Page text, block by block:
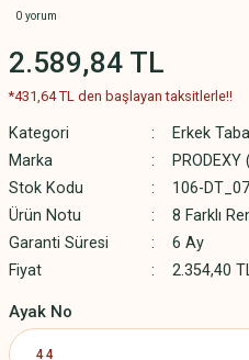
0 yorum
2.589,84 TL
*431,64 TL den başlayan taksitlerle!!
Kategori
Erkek
Marka
Stok Kodu
106-
Ürün Notu
8 Farklı
Garanti Süresi
6 Ay
Fiyat
2.354,40
Ayak No